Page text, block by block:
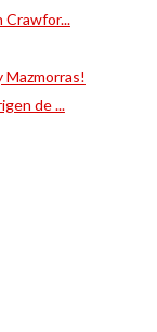
Crawfor...
Mazmorras!
de ...